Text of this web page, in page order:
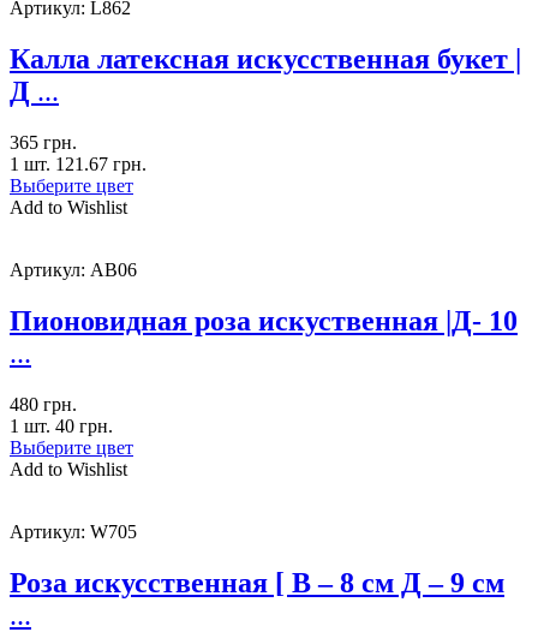
Артикул: L862
Калла латексная искусственная букет |
Д ...
365 грн.
1 шт. 121.67 грн.
Выберите цвет
Add to Wishlist
Артикул: AB06
Пионовидная роза искуственная |Д- 10
...
480 грн.
1 шт. 40 грн.
Выберите цвет
Add to Wishlist
Артикул: W705
Роза искусственная [ В – 8 см Д – 9 см
...